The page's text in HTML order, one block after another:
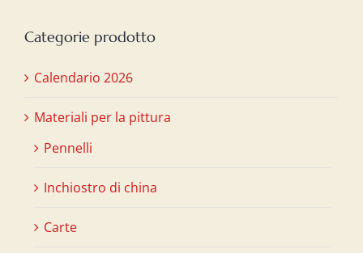
Categorie prodotto
Calendario 2026
Materiali per la pittura
Pennelli
Inchiostro di china
Carte